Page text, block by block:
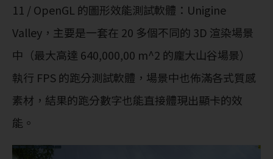
11 / OpenGL 的圖形效能測試軟體：Unigine
Valley，主要是一套在 20 多個不同的 3D 渲染場景
中（最大高達 640,000,00 m^2 的龐大山谷場景）
執行 FPS 的跑分測試軟體，場景中也佈滿各式質感
素材，結果的跑分數字也能直接體現出顯卡的效
能。